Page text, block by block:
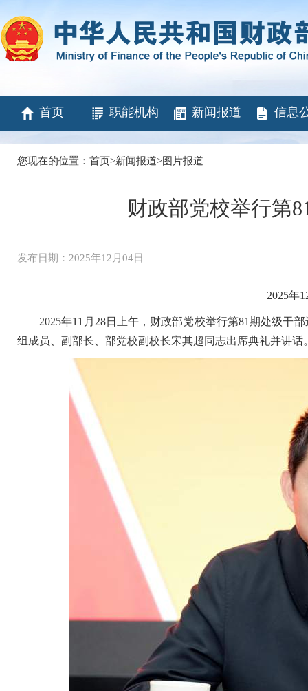
首页 职能机构 新闻报道 信息
您现在的位置： 首页>新闻报道>图片报道
财政部党校举行第
发布日期：2025年12月04日
2025年
2025年11月28日上午，财政部党校举行第81期处级干部
组成员、副部长、部党校副校长宋其超同志出席典礼并讲话